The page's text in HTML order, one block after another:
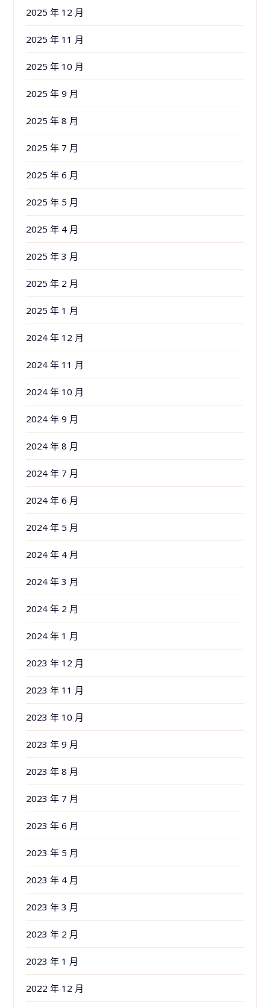
2025 年 12 月
2025 年 11 月
2025 年 10 月
2025 年 9 月
2025 年 8 月
2025 年 7 月
2025 年 6 月
2025 年 5 月
2025 年 4 月
2025 年 3 月
2025 年 2 月
2025 年 1 月
2024 年 12 月
2024 年 11 月
2024 年 10 月
2024 年 9 月
2024 年 8 月
2024 年 7 月
2024 年 6 月
2024 年 5 月
2024 年 4 月
2024 年 3 月
2024 年 2 月
2024 年 1 月
2023 年 12 月
2023 年 11 月
2023 年 10 月
2023 年 9 月
2023 年 8 月
2023 年 7 月
2023 年 6 月
2023 年 5 月
2023 年 4 月
2023 年 3 月
2023 年 2 月
2023 年 1 月
2022 年 12 月